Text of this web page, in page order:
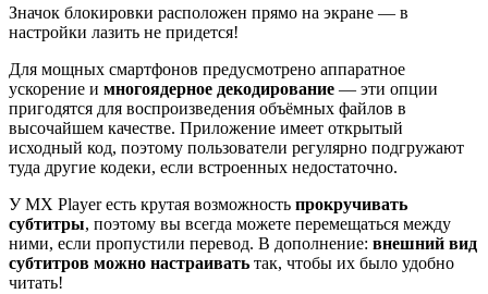
Значок блокировки расположен прямо на экране — в
настройки лазить не придется!
Для мощных смартфонов предусмотрено аппаратное
ускорение и многоядерное декодирование — эти опции
пригодятся для воспроизведения объёмных файлов в
высочайшем качестве. Приложение имеет открытый
исходный код, поэтому пользователи регулярно подгружают
туда другие кодеки, если встроенных недостаточно.
У MX Player есть крутая возможность прокручивать
субтитры, поэтому вы всегда можете перемещаться между
ними, если пропустили перевод. В дополнение: внешний вид
субтитров можно настраивать так, чтобы их было удобно
читать!